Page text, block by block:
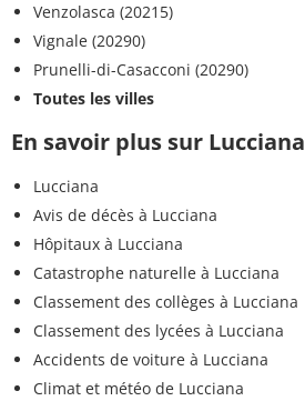
Venzolasca (20215)
Vignale (20290)
Prunelli-di-Casacconi (20290)
Toutes les villes
En savoir plus sur Lucciana
Lucciana
Avis de décès à Lucciana
Hôpitaux à Lucciana
Catastrophe naturelle à Lucciana
Classement des collèges à Lucciana
Classement des lycées à Lucciana
Accidents de voiture à Lucciana
Climat et météo de Lucciana